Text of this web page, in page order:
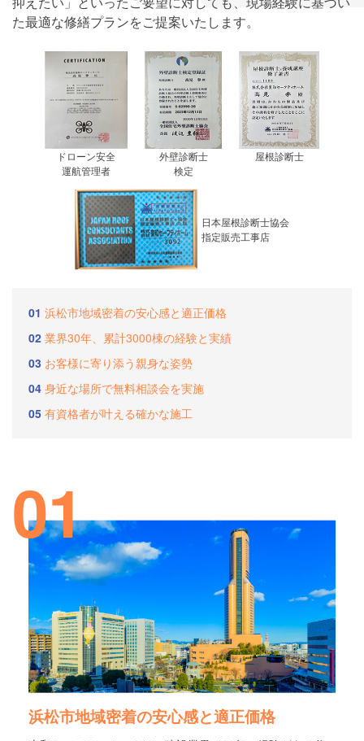
た最適な修繕プランをご提案いたします。
ドローン安全
運航管理者
外壁診断士
検定
屋根診断士
日本屋根診断士協会
指定販売工事店
01 浜松市地域密着の安心感と適正価格
02 業界30年、累計3000棟の経験と実績
03 お客様に寄り添う親身な姿勢
04 身近な場所で無料相談会を実施
05 有資格者が叶える確かな施工
01
浜松市地域密着の安心感と適正価格